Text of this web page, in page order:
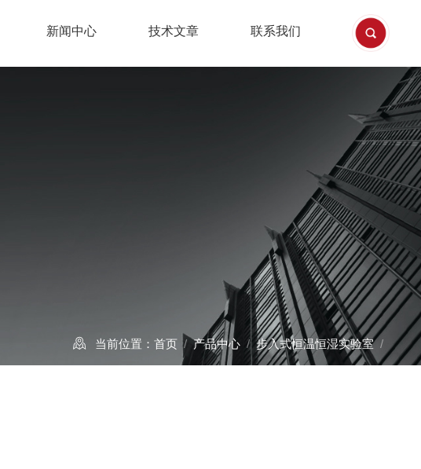
新闻中心 技术文章 联系我们
当前位置： 首页/产品中心/步入式恒温恒湿实验室/